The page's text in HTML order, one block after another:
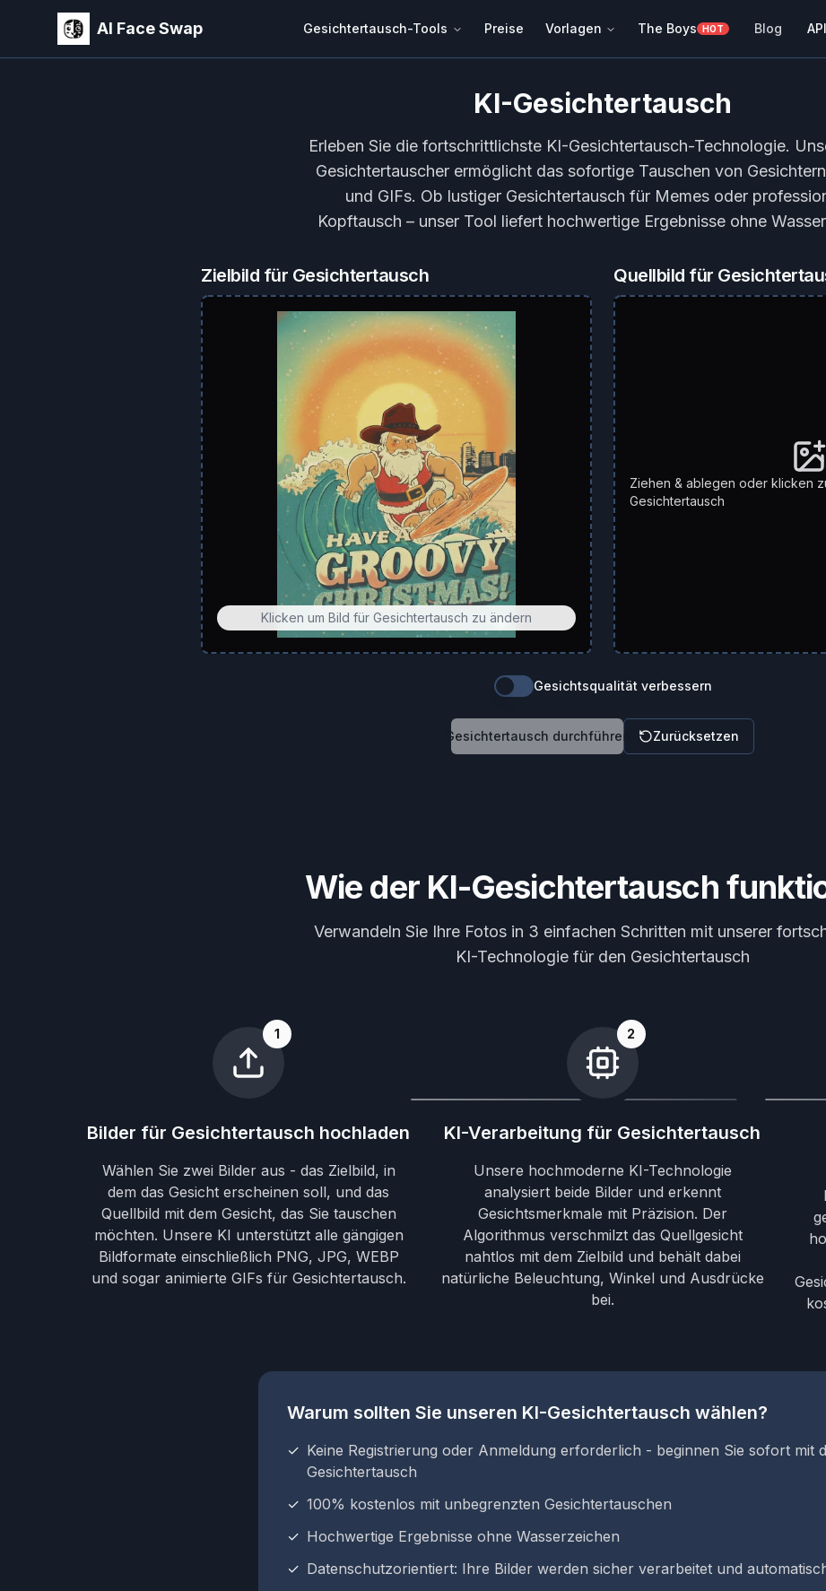
AI Face Swap Gesichtertausch-Tools Preise Vorlagen The Boys HOT Blog API
KI-Gesichtertausch
Erleben Sie die fortschrittlichste KI-Gesichtertausch-Technologie.
Gesichtertauscher ermöglicht das sofortige Tauschen von
und GIFs. Ob lustiger Gesichtertausch für Memes oder
Kopftausch – unser Tool liefert hochwertige Ergebnisse ohne
Zielbild für Gesichtertausch
Klicken um Bild für Gesichtertausch zu ändern
Quellbild für
Ziehen & ablegen oder klicken
Gesichtertausch
Gesichtsqualität verbessern
Gesichtertausch durchführen Zurücksetzen
Wie der KI-Gesichtertausch
Verwandeln Sie Ihre Fotos in 3 einfachen Schritten mit unserer
KI-Technologie für den Gesichtertausch
1
Bilder für Gesichtertausch hochladen
Wählen Sie zwei Bilder aus - das Zielbild, in
dem das Gesicht erscheinen soll, und das
Quellbild mit dem Gesicht, das Sie tauschen
möchten. Unsere KI unterstützt alle gängigen
Bildformate einschließlich PNG, JPG, WEBP
und sogar animierte GIFs für Gesichtertausch.
2
KI-Verarbeitung für Gesichtertausch
Unsere hochmoderne KI-Technologie
analysiert beide Bilder und erkennt
Gesichtsmerkmale mit Präzision. Der
Algorithmus verschmilzt das Quellgesicht
nahtlos mit dem Zielbild und behält dabei
natürliche Beleuchtung, Winkel und Ausdrücke
bei.
Warum sollten Sie unseren KI-Gesichtertausch wählen?
✓ Keine Registrierung oder Anmeldung erforderlich - beginnen Sie sofort mit
Gesichtertausch
✓ 100% kostenlos mit unbegrenzten Gesichtertauschen
✓ Hochwertige Ergebnisse ohne Wasserzeichen
✓ Datenschutzorientiert: Ihre Bilder werden sicher verarbeitet und